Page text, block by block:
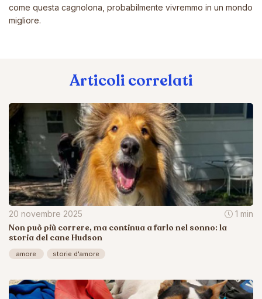
come questa cagnolona, probabilmente vivremmo in un mondo
migliore.
Articoli correlati
20 novembre 2025 1 min
Non può più correre, ma continua a farlo nel sonno: la
storia del cane Hudson
amore storie d'amore